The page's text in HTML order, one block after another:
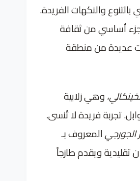
والنكهات الفريدة.
جزء أساسي من ثقافة
عديدة من منطقة
، وهي زلابية
تجربة فريدة لا تُنسى.
الجورجيالمعروف بـ
تقليدية ويقدم طازجاً